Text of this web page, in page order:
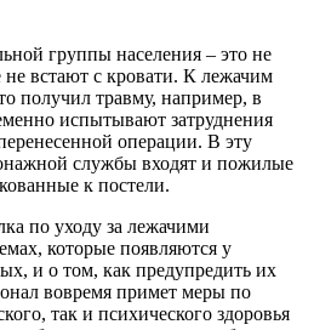
группы населения – это не
встают с кровати. К лежачим
получил травму, например, в
испытывают затруднения
операции. В эту
службы входят и пожилые
к постели.
по уходу за лежачими
которые появляются у
и о том, как предупредить их
вовремя примет меры по
так и психического здоровья